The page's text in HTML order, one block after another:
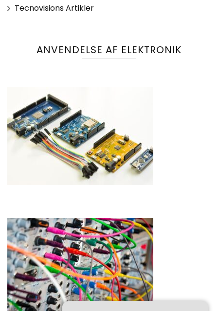
Tecnovisions Artikler
ANVENDELSE AF ELEKTRONIK